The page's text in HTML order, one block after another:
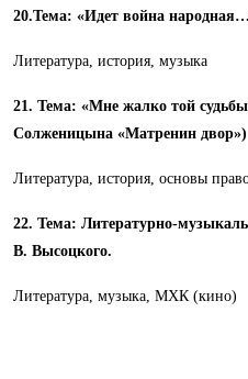
20.Тема: «Идет война
Литература, история, музыка
21. Тема: «Мне жалко той
Солженицына «Матренин двор»)
Литература, история, основы
22. Тема: Литературно-
В. Высоцкого.
Литература, музыка, МХК (кино)